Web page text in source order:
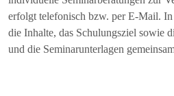
erfolgt telefonisch bzw. per E-Mail. In
die Inhalte, das Schulungsziel sowie
und die Seminarunterlagen